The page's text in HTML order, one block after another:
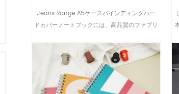
Jeans Range A5ケースバインディングハー
ドカバーノートブックには、高品質のファブリ
が付属しています.